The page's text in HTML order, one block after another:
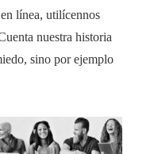
línea, utilícennos
nuestra historia
sino por ejemplo